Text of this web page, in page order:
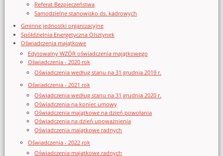
Referat Bezpieczeństwa
Samodzielne stanowisko ds. kadrowych
Gminne jednostki organizacyjne
Spółdzielnia Energetyczna Olsztynek
Oświadczenia majątkowe
Edytowalny WZÓR oświadczenia majątkowego
Oświadczenia - 2020 rok
Oświadczenia według stanu na 31 grudnia 2019 r.
Oświadczenia - 2021 rok
Oświadczenia według stanu na 31 grudnia 2020 r.
Oświadczenia na koniec umowy
Oświadczenia majątkowe na dzień powołania
Oświadczenia na dzień upoważnienia
Oświadczenia majątkowe radnych
Oświadczenia - 2022 rok
Oświadczenia majątkowe radnych